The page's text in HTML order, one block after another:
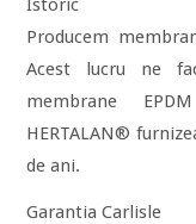
Istoric
Producem
Acest lucru ne
membrane
HERTALAN®
de ani.
Garantia Carlisle